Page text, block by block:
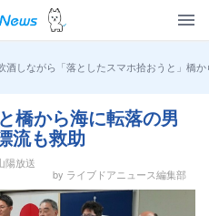
酒しながら「落としたスマホ拾おうと」橋
橋から海に転落の男
流も救助
陽放送
by ライブドアニュース編集部